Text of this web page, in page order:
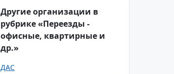
Другие организации в
рубрике «Переезды -
офисные, квартирные и
др.»
ДАС